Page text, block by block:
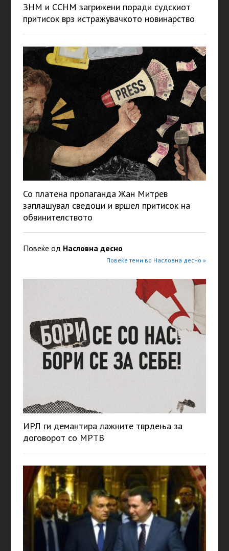
ЗНМ и ССНМ загрижени поради судскиот
притисок врз истражувачкото новинарство
Со платена пропаганда Жан Митрев
заплашувал сведоци и вршел притисок на
обвинителството
Повеќе од Насловна десно
Повеќе теми во Насловна десно »
ИРЛ ги демантира лажните тврдења за
договорот со МРТВ